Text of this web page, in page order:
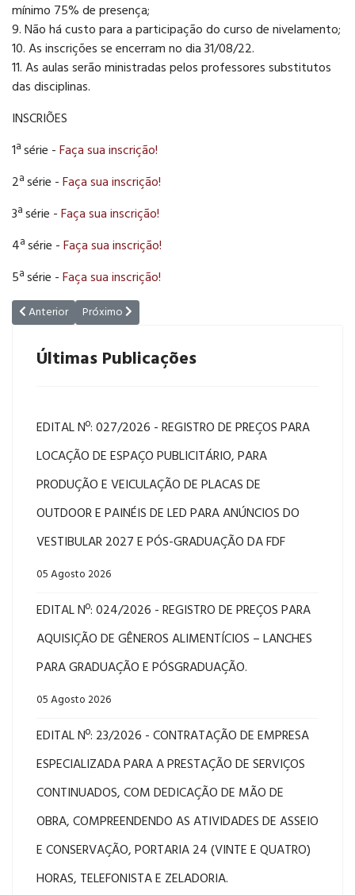
mínimo 75% de presença;
9. Não há custo para a participação do curso de nivelamento;
10. As inscrições se encerram no dia 31/08/22.
11. As aulas serão ministradas pelos professores substitutos
das disciplinas.
INSCRIÕES
1ª série -Faça sua inscrição!
2ª série -Faça sua inscrição!
3ª série -Faça sua inscrição!
4ª série -Faça sua inscrição!
5ª série -Faça sua inscrição!
Artigo anterior: COMUNICADO PARA DISPENSA DE DISCIPLINAS
Anterior Próximo artigo: A Faculdade de Direito de Franca
Próximo
Últimas Publicações
EDITAL Nº: 027/2026 - REGISTRO DE PREÇOS PARA
LOCAÇÃO DE ESPAÇO PUBLICITÁRIO, PARA
PRODUÇÃO E VEICULAÇÃO DE PLACAS DE
OUTDOOR E PAINÉIS DE LED PARA ANÚNCIOS DO
VESTIBULAR 2027 E PÓS-GRADUAÇÃO DA FDF
05 Agosto 2026
EDITAL Nº: 024/2026 - REGISTRO DE PREÇOS PARA
AQUISIÇÃO DE GÊNEROS ALIMENTÍCIOS – LANCHES
PARA GRADUAÇÃO E PÓSGRADUAÇÃO.
05 Agosto 2026
EDITAL Nº: 23/2026 - CONTRATAÇÃO DE EMPRESA
ESPECIALIZADA PARA A PRESTAÇÃO DE SERVIÇOS
CONTINUADOS, COM DEDICAÇÃO DE MÃO DE
OBRA, COMPREENDENDO AS ATIVIDADES DE ASSEIO
E CONSERVAÇÃO, PORTARIA 24 (VINTE E QUATRO)
HORAS, TELEFONISTA E ZELADORIA.